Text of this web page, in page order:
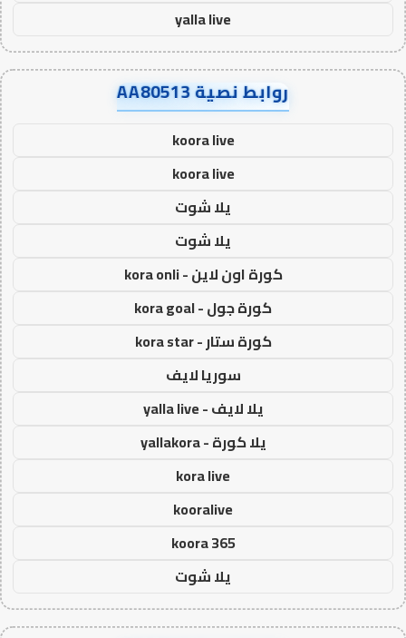
yalla live
روابط نصية AA80513
koora live
koora live
يلا شوت
يلا شوت
كورة اون لاين - kora onli
كورة جول - kora goal
كورة ستار - kora star
سوريا لايف
يلا لايف - yalla live
يلا كورة - yallakora
kora live
kooralive
koora 365
يلا شوت